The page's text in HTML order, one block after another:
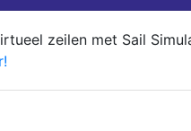
zeilen met Sail